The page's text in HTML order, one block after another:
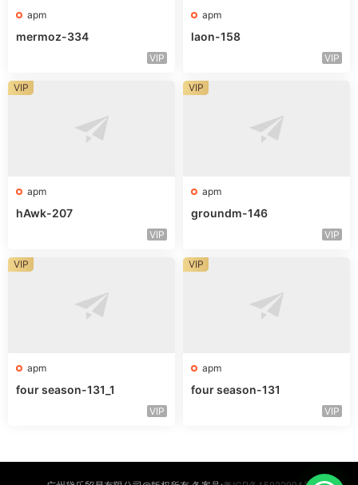
apm
mermoz-334
VIP
apm
laon-158
VIP
apm
hAwk-207
VIP
VIP
apm
groundm-146
VIP
VIP
apm
four season-131_1
VIP
VIP
apm
four season-131
VIP
VIP